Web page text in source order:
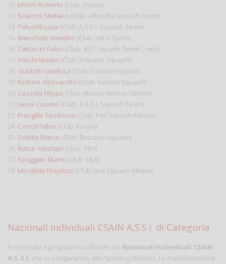
12. Morini Roberto (Club: Forum)
13. Scarioni Stefano (Club: Albavilla Squash Como)
14. Pelucelli Luca (Club: A.S.S.I. Squash Team)
15. Bianchetti Amedeo (Club: Let´s Sport)
16. Cattaccin Fabio (Club: BST Squash Team Como)
17. Vacchi Mauro (Club: Bolzano Squash)
18. Guidotti Gianluca (Club: Varese Squash)
19. Rettore Alessandro (Club: Varese Squash)
20. Cazzola Filippo (Club: Nuovo Fitness Center)
21. Lecce Cosimo (Club: A.S.S.I. Squash Team)
23. Frongillo Teodorico (Club: Poli Squash Milano)
24. Carroli Fabio (Club: Forum)
25. Scibilia Marco (Club: Bolzano Squash)
26. Nasar Hesham (Club: TBA)
27. Spaggiari Mario (Club: TBA)
28. Morabito Maurizio (Club: Jedi Squash Milano)
Nazionali Individuali CSAIN A.S.S.I. di Categoria
Presentato il programma ufficiale dei Nazionali Individuali CSAIN
A.S.S.I. che si svolgeranno allo Sporting Milano3. La manifestazione